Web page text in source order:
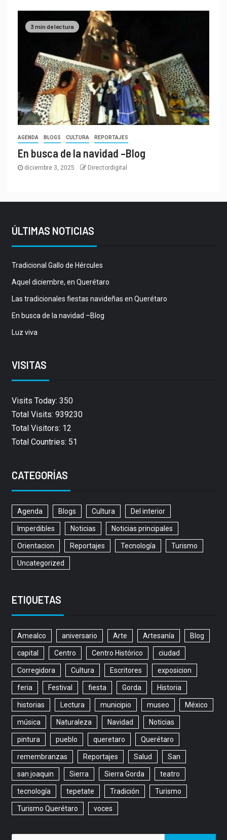
3 min de lectura
AGENDA BLOGS CULTURA REPORTAJES
En busca de la navidad –Blog
diciembre 3, 2025 Directordigital
ÚLTIMAS NOTICIAS
Tradicional Gallo de Hércules
Aquel diciembre, en Querétaro
Las tradicionales fiestas navideñas en Querétaro
En busca de la navidad –Blog
Luz viva
VISITAS
Visits Today: 350
Total Visits: 939230
Total Visitors: 12
Total Countries: 51
CATEGORÍAS
Agenda Blogs Cultura Del interior
Imperdibles Noticias Noticias principales
Orientacion Reportajes Tecnología Turismo
Uncategorized
ETIQUETAS
Amealco aniversario Arte Artesanía Blog
capital Centro Centro Histórico ciudad
Corregidora Cultura Escritores exposicion
feria Festival fiesta Gorda Historia
historias Lectura municipio museo México
música Naturaleza Navidad Noticias
pintura pueblo queretaro Querétaro
remembranzas Reportajes Salud San
san joaquin Sierra Sierra Gorda teatro
tecnología tepetate Tradición Turismo
Turismo Querétaro voces